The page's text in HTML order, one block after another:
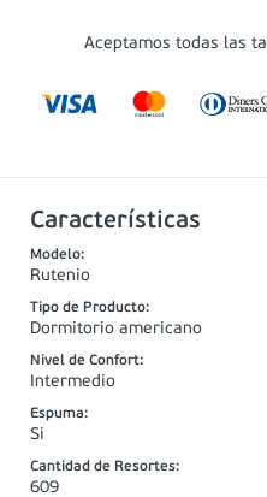
Aceptamos todas las
Características
Modelo:
Rutenio
Tipo de Producto:
Dormitorio americano
Nivel de Confort:
Intermedio
Espuma:
Si
Cantidad de Resortes:
609